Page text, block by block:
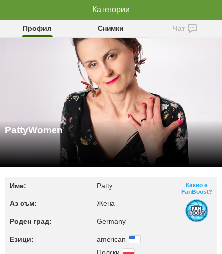
PattyWomen
Профил Снимки Чат
PattyWomen
Име: Patty
Аз съм: Жена
Роден град: Germany
Езици:
american
Полски
Какво е
FanBoost?
Категории